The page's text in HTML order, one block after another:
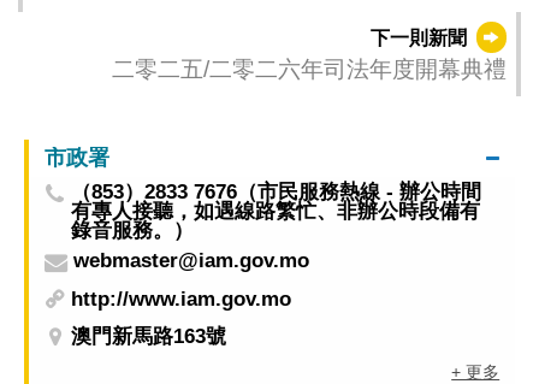
下一則新聞
二零二五/二零二六年司法年度開幕典禮
市政署
（853）2833 7676（市民服務熱線 - 辦公時間
有專人接聽，如遇線路繁忙、非辦公時段備有
錄音服務。）
webmaster@iam.gov.mo
http://www.iam.gov.mo
澳門新馬路163號
+ 更多